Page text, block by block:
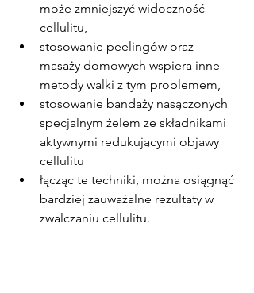
może zmniejszyć widoczność
cellulitu,
stosowanie peelingów oraz
masaży domowych wspiera inne
metody walki z tym problemem,
stosowanie bandaży nasączonych
specjalnym żelem ze składnikami
aktywnymi redukującymi objawy
cellulitu
łącząc te techniki, można osiągnąć
bardziej zauważalne rezultaty w
zwalczaniu cellulitu.